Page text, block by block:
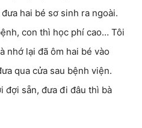
hai bé sơ sinh ra ngoài.
con thì học phí cao… Tôi
nhớ lại đã ôm hai bé vào
qua cửa sau bệnh viện.
đợi sẵn, đưa đi đâu thì bà